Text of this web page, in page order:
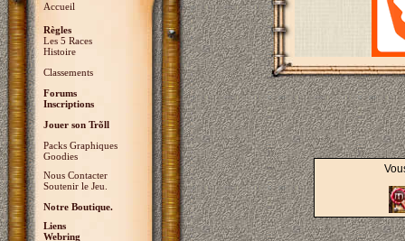
Accueil
Règles
Les 5 Races
Histoire
Classements
Forums
Inscriptions
Jouer son Trõll
Packs Graphiques
Goodies
Nous Contacter
Soutenir le Jeu.
Notre Boutique.
Liens
Webring